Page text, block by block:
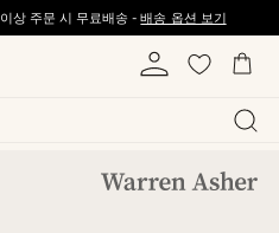
이상 주문 시 무료배송 -배송 옵션 보기